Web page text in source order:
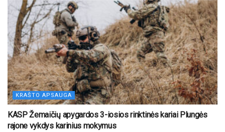
KRAŠTO APSAUGA
KASP Žemaičių apygardos 3-iosios rinktinės kariai Plungės
rajone vykdys karinius mokymus